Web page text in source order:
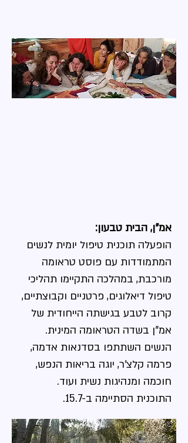
​אמ"ן, הבית טבעון:
הופעלה תוכנית טיפול יומית לנשים
המתמודדות עם פוסט טראומה
מורכבת, במהלכה התקיימו תהליכי
טיפול דיאלוגים, פרטניים וקבוצתיים,
קרוב לטבע בגישתה הייחודית של
אמ"ן בשדה הטראומה המינית.
הנשים השתתפו בסדנאות אדמה,
פרמה קלצ'ר, יוגה בריאות הנפש,
חוכמה ומנהיגות נשית ועוד.
התוכנית הסתיימה ב-15.7.